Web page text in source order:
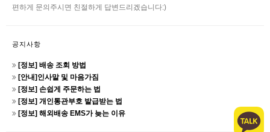
편하게 문의주시면 친절하게 답변드리겠습니다:)
공지사항
[정보] 배송 조회 방법
[안내]인사말 및 마음가짐
[정보] 손쉽게 주문하는 법
[정보] 개인통관부호 발급받는 법
[정보] 해외배송 EMS가 늦는 이유